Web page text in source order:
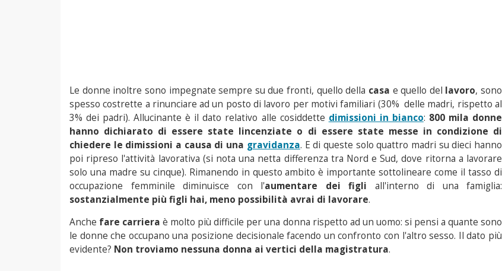
Le donne inoltre sono impegnate sempre su due fronti, quello della casa e quello del lavoro, sono
spesso costrette a rinunciare ad un posto di lavoro per motivi familiari (30% delle madri, rispetto al
3% dei padri). Allucinante è il dato relativo alle cosiddette dimissioni in bianco: 800 mila donne
hanno dichiarato di essere state lincenziate o di essere state messe in condizione di
chiedere le dimissioni a causa di una gravidanza. E di queste solo quattro madri su dieci hanno
poi ripreso l'attività lavorativa (si nota una netta differenza tra Nord e Sud, dove ritorna a lavorare
solo una madre su cinque). Rimanendo in questo ambito è importante sottolineare come il tasso di
occupazione femminile diminuisce con l'aumentare dei figli all'interno di una famiglia:
sostanzialmente più figli hai, meno possibilità avrai di lavorare.
Anche fare carriera è molto più difficile per una donna rispetto ad un uomo: si pensi a quante sono
le donne che occupano una posizione decisionale facendo un confronto con l'altro sesso. Il dato più
evidente? Non troviamo nessuna donna ai vertici della magistratura.